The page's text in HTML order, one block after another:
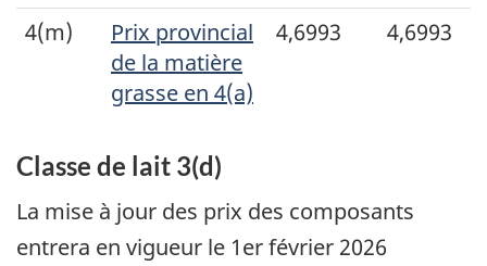
4(m)
Prix provincial
de la matière
grasse en 4(a)
4,6993 4,6993
Classe de lait 3(d)
La mise à jour des prix des composants
entrera en vigueur le 1er février 2026